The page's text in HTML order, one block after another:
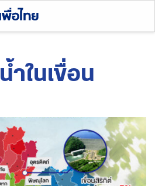
น้ำในเขื่อน